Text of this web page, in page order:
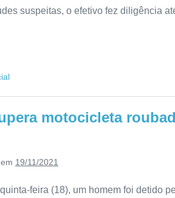
suspeitas, o efetivo fez diligência
motocicleta
19/11/2021
feira (18), um homem foi detido